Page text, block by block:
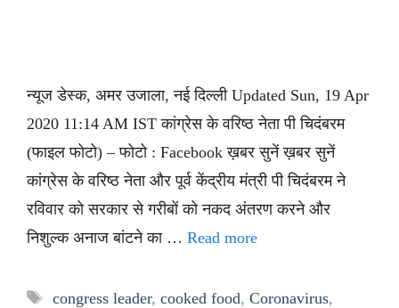
न्यूज डेस्क, अमर उजाला, नई दिल्ली Updated Sun, 19 Apr
2020 11:14 AM IST कांग्रेस के वरिष्ठ नेता पी चिदंबरम
(फाइल फोटो) – फोटो : Facebook ख़बर सुनें ख़बर सुनें
कांग्रेस के वरिष्ठ नेता और पूर्व केंद्रीय मंत्री पी चिदंबरम ने
रविवार को सरकार से गरीबों को नकद अंतरण करने और
निशुल्क अनाज बांटने का … Read more
Tags
congress leader, cooked food, Coronavirus,